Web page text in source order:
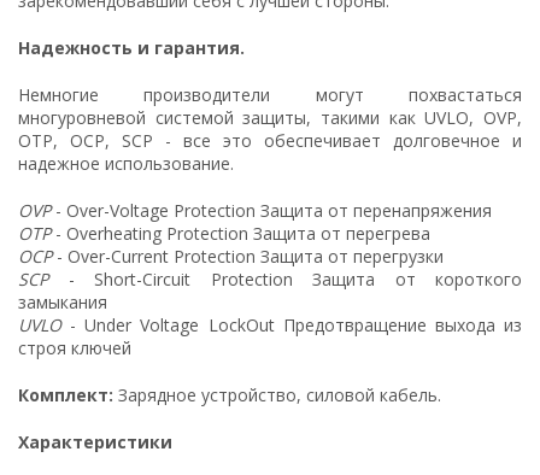
Надежность и гарантия.
Немногие производители могут похвастаться
многуровневой системой защиты, такими как UVLO, OVP,
OTP, OCP, SCP - все это обеспечивает долговечное и
надежное использование.
OVP- Over-Voltage Protection Защита от перенапряжения
OTP- Overheating Protection Защита от перегрева
OCP- Over-Current Protection Защита от перегрузки
SCP- Short-Circuit Protection Защита от короткого
замыкания
UVLO- Under Voltage LockOut Предотвращение выхода из
строя ключей
Комплект: Зарядное устройство, силовой кабель.
Характеристики